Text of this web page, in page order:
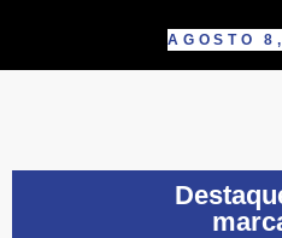
AGOSTO